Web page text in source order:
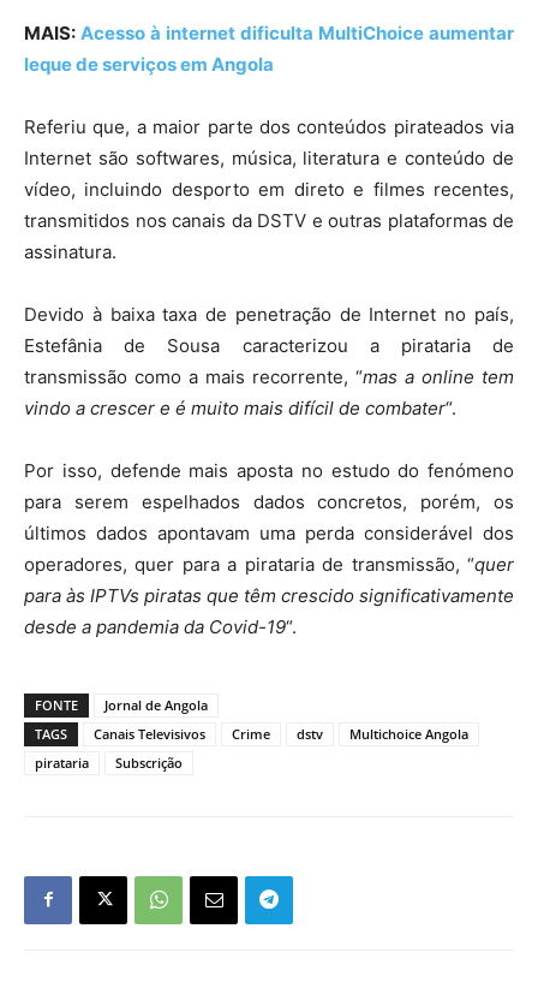
MAIS: Acesso à internet dificulta MultiChoice aumentar
leque de serviços em Angola
Referiu que, a maior parte dos conteúdos pirateados via
Internet são softwares, música, literatura e conteúdo de
vídeo, incluindo desporto em direto e filmes recentes,
transmitidos nos canais da DSTV e outras plataformas de
assinatura.
Devido à baixa taxa de penetração de Internet no país,
Estefânia de Sousa caracterizou a pirataria de
transmissão como a mais recorrente, “mas a online tem
vindo a crescer e é muito mais difícil de combater“.
Por isso, defende mais aposta no estudo do fenómeno
para serem espelhados dados concretos, porém, os
últimos dados apontavam uma perda considerável dos
operadores, quer para a pirataria de transmissão, “quer
para às IPTVs piratas que têm crescido significativamente
desde a pandemia da Covid-19“.
FONTE
Jornal de Angola
TAGS
Canais Televisivos Crime dstv
Multichoice Angola
pirataria
Subscrição